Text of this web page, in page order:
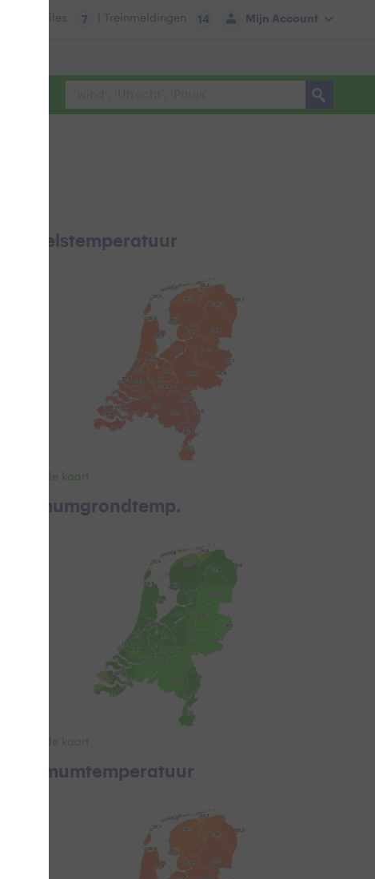
Mijn Account
Files 7 | Treinmeldingen 14
Gevoelstemperatuur
Bekijk de kaart
Minimumgrondtemp.
Bekijk de kaart
Maximumtemperatuur